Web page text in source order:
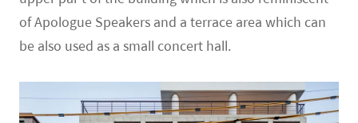
of Apologue Speakers and a terrace area which can
be also used as a small concert hall.